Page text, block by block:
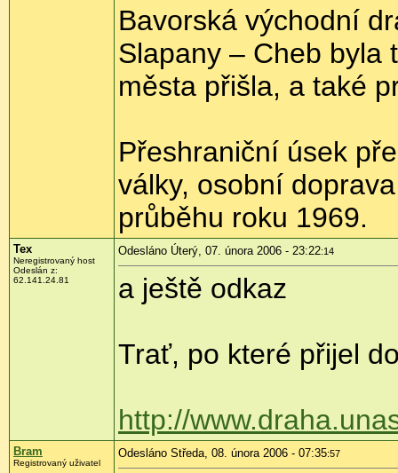
Bavorská východní
Slapany – Cheb byla
města přišla, a také
Přeshraniční úsek
války, osobní
průběhu roku 1969.
Tex
Neregistrovaný host
Odeslán z:
62.141.24.81
Odesláno Úterý, 07. února 2006 - 23:22:14
a ještě odkaz
Trať, po které přijel
http://
Bram
Registrovaný uživatel
Odesláno Středa, 08. února 2006 - 07:35:57